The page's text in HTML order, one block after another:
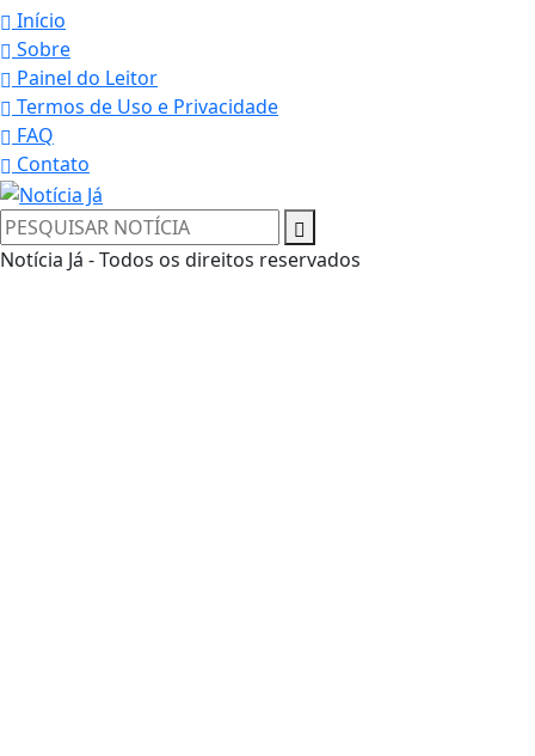
Início
Sobre
Painel do Leitor
Termos de Uso e Privacidade
FAQ
Contato
Notícia Já - Todos os direitos reservados